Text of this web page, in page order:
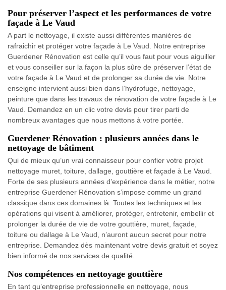
Pour préserver l’aspect et les performances de votre
façade à Le Vaud
A part le nettoyage, il existe aussi différentes manières de
rafraichir et protéger votre façade à Le Vaud. Notre entreprise
Guerdener Rénovation est celle qu’il vous faut pour vous aiguiller
et vous conseiller sur la façon la plus sûre de préserver l’état de
votre façade à Le Vaud et de prolonger sa durée de vie. Notre
enseigne intervient aussi bien dans l’hydrofuge, nettoyage,
peinture que dans les travaux de rénovation de votre façade à Le
Vaud. Demandez en un clic votre devis pour tirer parti de
nombreux avantages que nous mettons à votre portée.
Guerdener Rénovation : plusieurs années dans le
nettoyage de bâtiment
Qui de mieux qu’un vrai connaisseur pour confier votre projet
nettoyage muret, toiture, dallage, gouttière et façade à Le Vaud.
Forte de ses plusieurs années d’expérience dans le métier, notre
entreprise Guerdener Rénovation s’impose comme un grand
classique dans ces domaines là. Toutes les techniques et les
opérations qui visent à améliorer, protéger, entretenir, embellir et
prolonger la durée de vie de votre gouttière, muret, façade,
toiture ou dallage à Le Vaud, n’auront aucun secret pour notre
entreprise. Demandez dès maintenant votre devis gratuit et soyez
bien informé de nos services de qualité.
Nos compétences en nettoyage gouttière
En tant qu’entreprise professionnelle en nettoyage, nous